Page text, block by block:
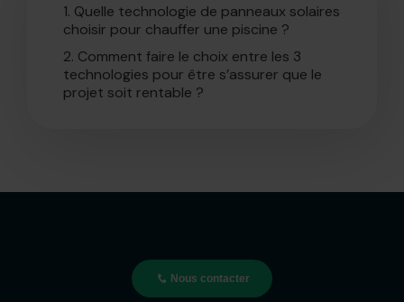
1. Quelle technologie de panneaux solaires
choisir pour chauffer une piscine ?
2. Comment faire le choix entre les 3
technologies pour être s’assurer que le
projet soit rentable ?
Nous contacter